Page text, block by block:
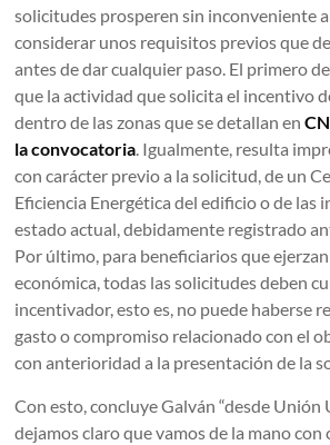
solicitudes prosperen sin inconveniente
considerar unos requisitos previos que
antes de dar cualquier paso. El primero
que la actividad que solicita el incentivo
dentro de las zonas que se detallan en
la convocatoria. Igualmente, resulta
con carácter previo a la solicitud, de un
Eficiencia Energética del edificio o de las
estado actual, debidamente registrado
Por último, para beneficiarios que
económica, todas las solicitudes deben
incentivador, esto es, no puede haberse
gasto o compromiso relacionado con el
con anterioridad a la presentación de la
Con esto, concluye Galván “desde Unión
dejamos claro que vamos de la mano con